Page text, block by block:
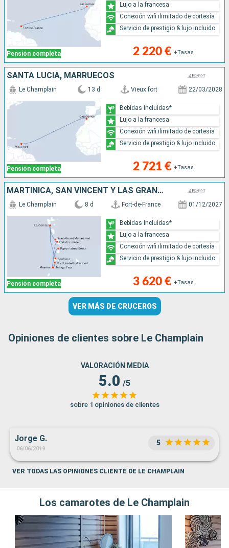
Pensión completa 2 220 € +Tasas
Lujo a la francesa
Conexión wifi ilimitado de cortesía
Servicio de prestigio & lujo incluido
SANTA LUCIA, MARRUECOS
Pensión completa
Le Champlain 13 d Vieux fort 22/03/2028
2 721 € +Tasas
Bebidas Incluidas*
Lujo a la francesa
Conexión wifi ilimitado de cortesía
Servicio de prestigio & lujo incluido
MARTINICA, SAN VINCENT Y LAS GRANADINAS, SANTA LUCIA, GUADALUPE
Pensión completa
Le Champlain 8 d Fort-de-France 01/12/2027
3 620 € +Tasas
Bebidas Incluidas*
Lujo a la francesa
Conexión wifi ilimitado de cortesía
Servicio de prestigio & lujo incluido
VER MÁS DE CRUCEROS
Opiniones de clientes sobre Le Champlain
VALORACIÓN MEDIA
5.0 /5
sobre 1 opiniones de clientes
Jorge G.
06/06/2019
5
VER TODAS LAS OPINIONES CLIENTE DE LE CHAMPLAIN
Los camarotes de Le Champlain